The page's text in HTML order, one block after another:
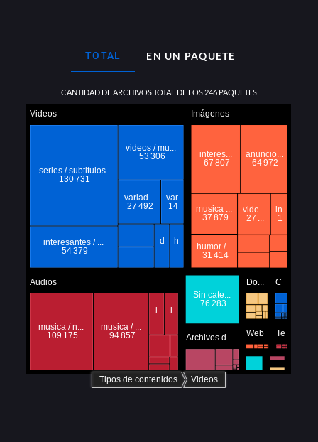
TOTAL EN UN PAQUETE
CANTIDAD DE ARCHIVOS TOTAL DE LOS 246 PAQUETES